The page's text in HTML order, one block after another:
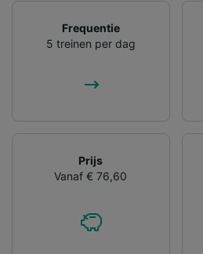
Frequentie
5 treinen per dag
Prijs
Vanaf € 76,60